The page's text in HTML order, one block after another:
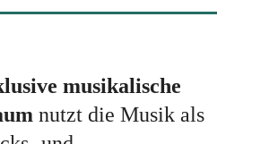
musikalische
nutzt die Musik als